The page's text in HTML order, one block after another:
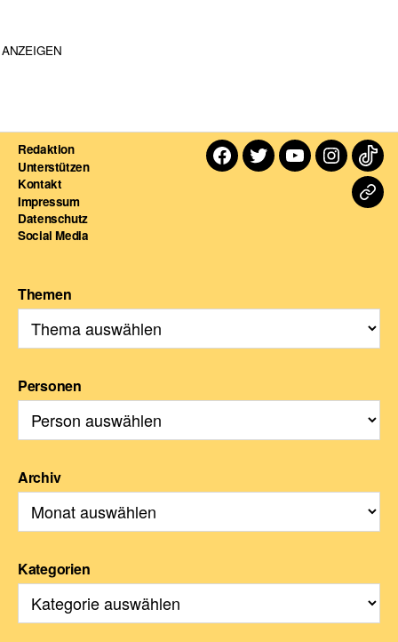
ANZEIGEN
Redaktion
Unterstützen
Kontakt
Impressum
Datenschutz
Social Media
Facebook
TwitterYoutube
Themen
Personen
Archiv
Kategorien